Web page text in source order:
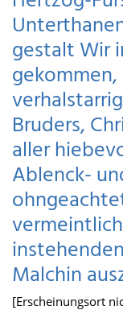
gestalt Wir
gekommen,
Bruders,
aller
Ablenck-
Malchin
[Erscheinungsort